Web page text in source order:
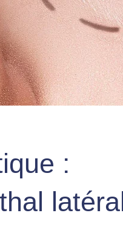
:
latéral